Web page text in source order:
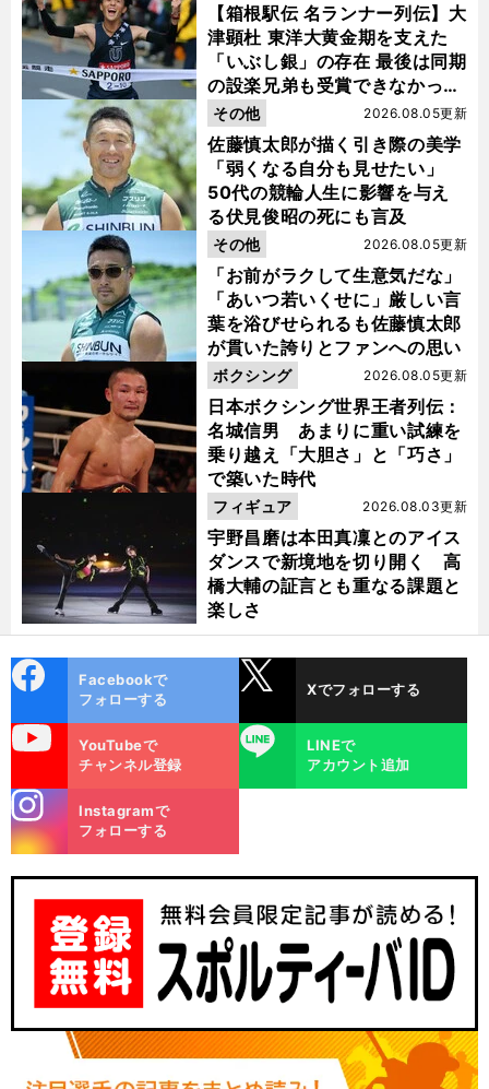
【箱根駅伝 名ランナー列伝】大
津顕杜 東洋大黄金期を支えた
「いぶし銀」の存在 最後は同期
の設楽兄弟も受賞できなかった
金栗杯に輝く
佐藤慎太郎が描く引き際の美学
「弱くなる自分も見せたい」
50代の競輪人生に影響を与え
る伏見俊昭の死にも言及
2026.08.05更新
その他
「お前がラクして生意気だな」
「あいつ若いくせに」厳しい言
葉を浴びせられるも佐藤慎太郎
が貫いた誇りとファンへの思い
2026.08.05更新
その他
日本ボクシング世界王者列伝：
名城信男 あまりに重い試練を
乗り越え「大胆さ」と「巧さ」
で築いた時代
2026.08.05更新
ボクシング
宇野昌磨は本田真凜とのアイス
ダンスで新境地を切り開く 高
橋大輔の証言とも重なる課題と
楽しさ
2026.08.03更新
フィギュア
ok
Facebookで
フォローする
Xでフォローする
YouTubeで
チャンネル登録
LINE
LINEで
アカウント追加
m
Instagramで
フォローする